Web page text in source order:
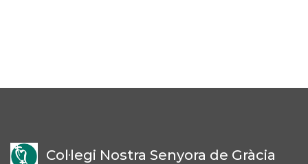
Col·legi Nostra Senyora de Gràcia